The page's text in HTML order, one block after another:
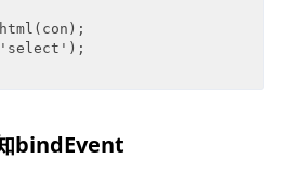
bindEvent